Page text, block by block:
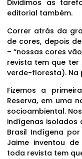
Dividimos as
editorial também.
Correr atrás da
de cores, depois
– “nossas cores
revista tem que ter
verde-floresta). Na
Fizemos a
Reserva, em uma
socioambiental.
indígenas isolados
Brasil Indígena
Jaime inventou
toda revista tem